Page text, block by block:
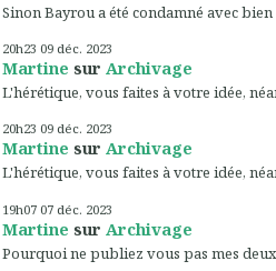
Sinon Bayrou a été condamné avec bien
20h23 09 déc. 2023
Martine sur Archivage
L'hérétique, vous faites à votre idée,
20h23 09 déc. 2023
Martine sur Archivage
L'hérétique, vous faites à votre idée,
19h07 07 déc. 2023
Martine sur Archivage
Pourquoi ne publiez vous pas mes